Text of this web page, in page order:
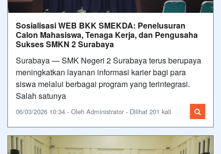
Sosialisasi WEB BKK SMEKDA: Penelusuran
Calon Mahasiswa, Tenaga Kerja, dan Pengusaha
Sukses SMKN 2 Surabaya
Surabaya — SMK Negeri 2 Surabaya terus berupaya
meningkatkan layanan informasi karier bagi para
siswa melalui berbagai program yang terintegrasi.
Salah satunya
06/03/2026 10:34 - Oleh Administrator - Dilihat 201 kali